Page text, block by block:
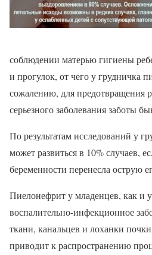
соблюдении матерью гигиены
и прогулок, от чего у грудничка
сожалению, для предотвращения
серьезного заболевания заботы
По результатам исследований у
может развиться в 10% случаев,
беременности перенесла острую
Пиелонефрит у младенцев, как и
воспалительно-инфекционное
ткани, канальцев и лоханки
приводит к распространению